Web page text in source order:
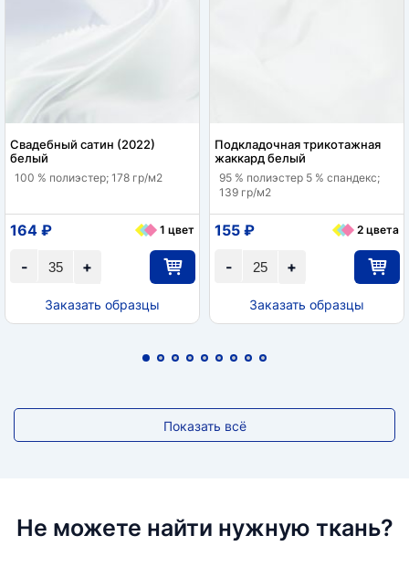
Свадебный сатин (2022)
белый
100 % полиэстер; 178 гр/м2
+
-
164 ₽ 1 цвет
Заказать образцы
Подкладочная трикотажная
жаккард белый
95 % полиэстер 5 % спандекс;
139 гр/м2
+
-
155 ₽ 2 цвета
Заказать образцы
Показать всё
Не можете найти нужную ткань?